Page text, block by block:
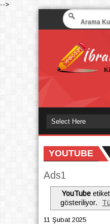
-->
YOUTUBE
Ads1
YouTube
gösteriliyor.
11 Şubat 2025